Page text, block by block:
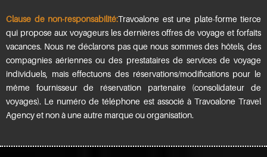
Clause de non-responsabilité:Travoalone est une plate-forme tierce
qui propose aux voyageurs les dernières offres de voyage et forfaits
vacances. Nous ne déclarons pas que nous sommes des hôtels, des
compagnies aériennes ou des prestataires de services de voyage
individuels, mais effectuons des réservations/modifications pour le
même fournisseur de réservation partenaire (consolidateur de
voyages). Le numéro de téléphone est associé à Travoalone Travel
Agency et non à une autre marque ou organisation.